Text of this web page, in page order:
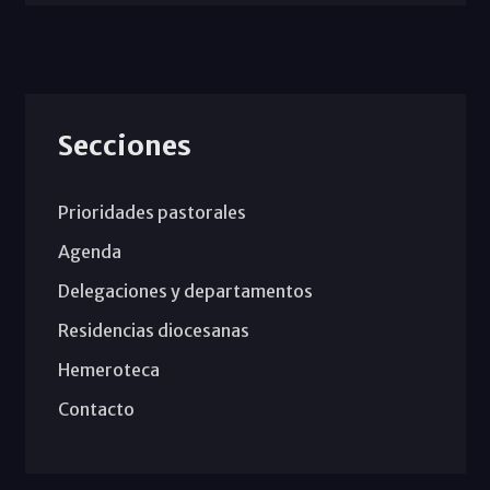
Secciones
Prioridades pastorales
Agenda
Delegaciones y departamentos
Residencias diocesanas
Hemeroteca
Contacto